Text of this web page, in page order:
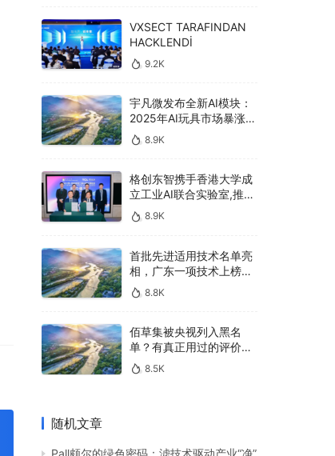
VXSECT TARAFINDAN
HACKLENDİ
9.2K
宇凡微发布全新AI模块：
2025年AI玩具市场暴涨
400亿，90%传统厂商的
生死战即将打响
8.9K
格创东智携手香港大学成
立工业AI联合实验室,推进
AMHS智能物料搬运调度
系统研发
8.9K
首批先进适用技术名单亮
相，广东一项技术上榜，
有何独特之处？
8.8K
佰草集被央视列入黑名
单？有真正用过的评价
吗？8.5K
随机文章